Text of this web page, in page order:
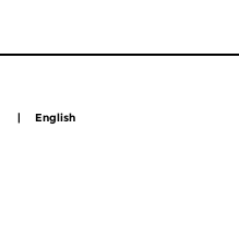
| English